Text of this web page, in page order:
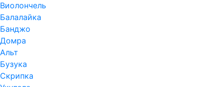
Виолончель
Балалайка
Банджо
Домра
Альт
Бузука
Скрипка